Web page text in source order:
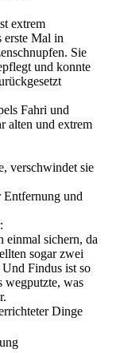
extrem
erste Mal in
Sie
und konnte
Fahri und
alten und extrem
verschwindet sie
Entfernung und
einmal sichern, da
sogar zwei
Findus ist so
wegputzte, was
Dinge